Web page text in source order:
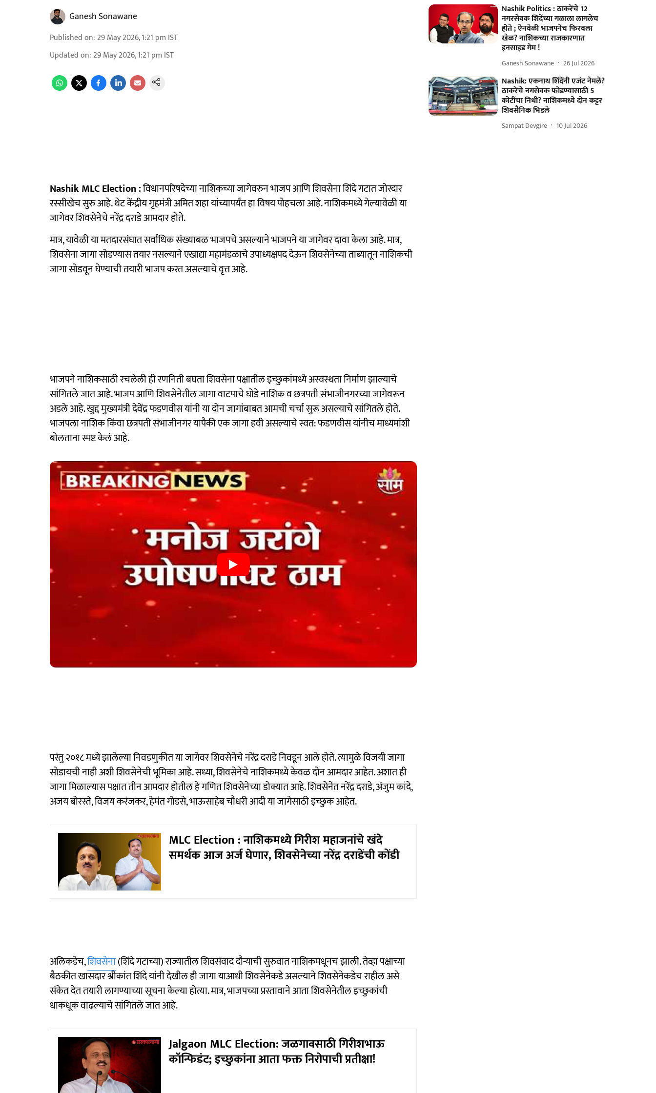
Ganesh Sonawane
Published on: 29 May 2026, 1:21 pm IST
Updated on: 29 May 2026, 1:21 pm IST
Nashik MLC Election :विधानपरिषदेच्या नाशिकच्या जागेवरुन भाजप आणि शिवसेना शिंदे गटात जोरदार
रस्सीखेच सुरु आहे. थेट केंद्रीय गृहमंत्री अमित शहा यांच्यापर्यंत हा विषय पोहचला आहे. नाशिकमध्ये गेल्यावेळी या
जागेवर शिवसेनेचे नरेंद्र दराडे आमदार होते.
मात्र, यावेळी या मतदारसंघात सर्वांधिक संख्याबळ भाजपचे असल्याने भाजपने या जागेवर दावा केला आहे. मात्र,
शिवसेना जागा सोडण्यास तयार नसल्याने एखाद्या महामंडळाचे उपाध्यक्षपद देऊन शिवसेनेच्या ताब्यातून नाशिकची
जागा सोडवून घेण्याची तयारी भाजप करत असल्याचे वृत्त आहे.
भाजपने नाशिकसाठी रचलेली ही रणनिती बघता शिवसेना पक्षातील इच्छुकांमध्ये अस्वस्थता निर्माण झाल्याचे
सांगितले जात आहे. भाजप आणि शिवसेनेतील जागा वाटपाचे घोडे नाशिक व छत्रपती संभाजीनगरच्या जागेवरून
अडले आहे. खुद्द मुख्यमंत्री देवेंद्र फडणवीस यांनी या दोन जागांबाबत आमची चर्चा सुरू असल्याचे सांगितले होते.
भाजपला नाशिक किंवा छत्रपती संभाजीनगर यापैकी एक जागा हवी असल्याचे स्वत: फडणवीस यांनीच माध्यमांशी
बोलताना स्पष्ट केलं आहे.
परंतु २०१८ मध्ये झालेल्या निवडणुकीत या जागेवर शिवसेनेचे नरेंद्र दराडे निवडून आले होते. त्यामुळे विजयी जागा
सोडायची नाही अशी शिवसेनेची भूमिका आहे. सध्या, शिवसेनेचे नाशिकमध्ये केवळ दोन आमदार आहेत. अशात ही
जागा मिळाल्यास पक्षात तीन आमदार होतील हे गणित शिवसेनेच्या डोक्यात आहे. शिवसेनेत नरेंद्र दराडे, अंजुम कांदे,
अजय बोरस्ते, विजय करंजकर, हेमंत गोडसे, भाऊसाहेब चौधरी आदी या जागेसाठी इच्छुक आहेत.
MLC Election : नाशिकमध्ये गिरीश महाजनांचे खंदे
समर्थक आज अर्ज घेणार, शिवसेनेच्या नरेंद्र दराडेंची कोंडी
अलिकडेच,शिवसेना(शिंदे गटाच्या) राज्यातील शिवसंवाद दौऱ्याची सुरुवात नाशिकमधूनच झाली. तेव्हा पक्षाच्या
बैठकीत खासदार श्रीकांत शिंदे यांनी देखील ही जागा याआधी शिवसेनेकडे असल्याने शिवसेनेकडेच राहील असे
संकेत देत तयारी लागण्याच्या सूचना केल्या होत्या. मात्र, भाजपच्या प्रस्तावाने आता शिवसेनेतील इच्छुकांची
धाकधूक वाढल्याचे सांगितले जात आहे.
Jalgaon MLC Election: जळगावसाठी गिरीशभाऊ
कॉन्फिडंट; इच्छुकांना आता फक्त निरोपाची प्रतीक्षा!
Nashik Politics : ठाकरेंचे 12
नगरसेवक शिदेंच्या गळाला लागलेच
होते ; ऐनवेळी भाजपनेच फिरवला
खेळ? नाशिकच्या राजकारणात
इनसाइड गेम !
Ganesh Sonawane 26 Jul 2026
Nashik: एकनाथ शिंदेंनी एजंट नेमले?
ठाकरेंचे नगसेवक फोडण्यासाठी 5
कोटींचा निधी? नाशिकमध्ये दोन कट्टर
शिवसैनिक भिडले
Sampat Devgire 10 Jul 2026